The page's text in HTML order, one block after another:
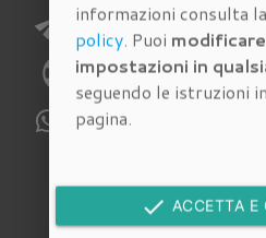
send E-mail:
phone Telefono:055 4620186
WhatsApp:
Immobili
informazioni consulta
policy. Puoi
impostazioni in
seguendo le istruzioni
pagina.
done ACCETTA E